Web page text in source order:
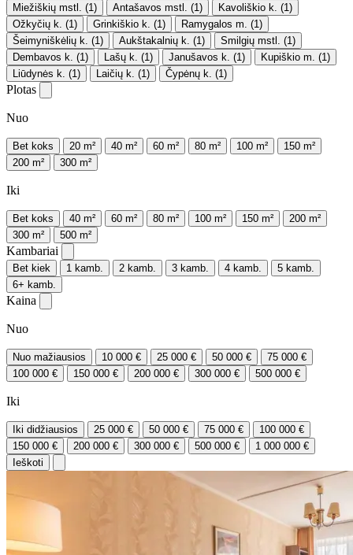
Miežiškių mstl. (1) Antašavos mstl. (1) Kavoliškio k. (1)
Ožkyčių k. (1) Grinkiškio k. (1) Ramygalos m. (1)
Šeimyniškėlių k. (1) Aukštakalnių k. (1) Smilgių mstl. (1)
Dembavos k. (1) Lašų k. (1) Janušavos k. (1) Kupiškio m. (1)
Liūdynės k. (1) Laičių k. (1) Čypėnų k. (1)
Plotas
Nuo
Bet koks 20 m² 40 m² 60 m² 80 m² 100 m²
150 m²
200 m²
300 m²
Iki
Bet koks 40 m² 60 m² 80 m² 100 m² 150 m²
200 m²
300 m²
500 m²
Kambariai
Bet kiek 1 kamb. 2 kamb. 3 kamb. 4 kamb.
5 kamb.
6+ kamb.
Kaina
Nuo
Nuo mažiausios 10 000 € 25 000 € 50 000 €
75 000 €
100 000 €
150 000 € 200 000 € 300 000 € 500 000 €
Iki
Iki didžiausios 25 000 € 50 000 € 75 000 €
100 000 €
150 000 €
200 000 € 300 000 € 500 000 €
1 000 000 €
Ieškoti